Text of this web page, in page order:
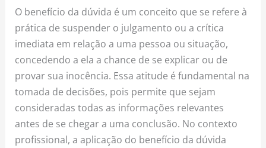
k a
m
s
t
O benefício da dúvida é um conceito que se refere à
prática de suspender o julgamento ou a crítica
imediata em relação a uma pessoa ou situação,
concedendo a ela a chance de se explicar ou de
provar sua inocência. Essa atitude é fundamental na
tomada de decisões, pois permite que sejam
consideradas todas as informações relevantes
antes de se chegar a uma conclusão. No contexto
profissional, a aplicação do benefício da dúvida